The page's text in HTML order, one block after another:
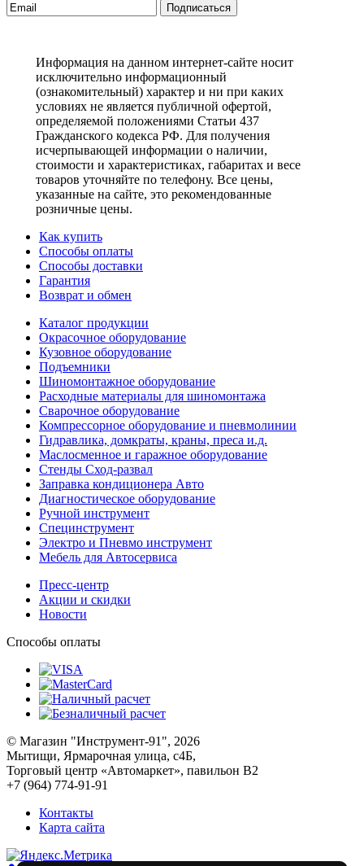
Подписаться
Информация на данном интернет-сайте носит
исключительно информационный
(ознакомительный) характер и ни при каких
условиях не является публичной офертой,
определяемой положениями Статьи 437
Гражданского кодекса РФ. Для получения
исчерпывающей информации о наличии,
стоимости и характеристиках, габаритах и весе
товаров уточняйте по телефону. Все цены,
указанные на сайте, это рекомендованные
розничные цены.
Как купить
Способы оплаты
Способы доставки
Гарантия
Возврат и обмен
Каталог продукции
Окрасочное оборудование
Кузовное оборудование
Подъемники
Шиномонтажное оборудование
Расходные материалы для шиномонтажа
Сварочное оборудование
Компрессорное оборудование и пневмолинии
Гидравлика, домкраты, краны, преса и.д.
Маслосменное и гаражное оборудование
Стенды Сход-развал
Заправка кондиционера Авто
Диагностическое оборудование
Ручной инструмент
Специнструмент
Электро и Пневмо инструмент
Мебель для Автосервиса
Пресс-центр
Акции и скидки
Новости
Способы оплаты
© Магазин "Инструмент-91", 2026
Мытищи, Ярмарочная улица, с4Б,
Торговый центр «Автомаркет», павильон В2
+7 (964) 774-91-91
Контакты
Карта сайта